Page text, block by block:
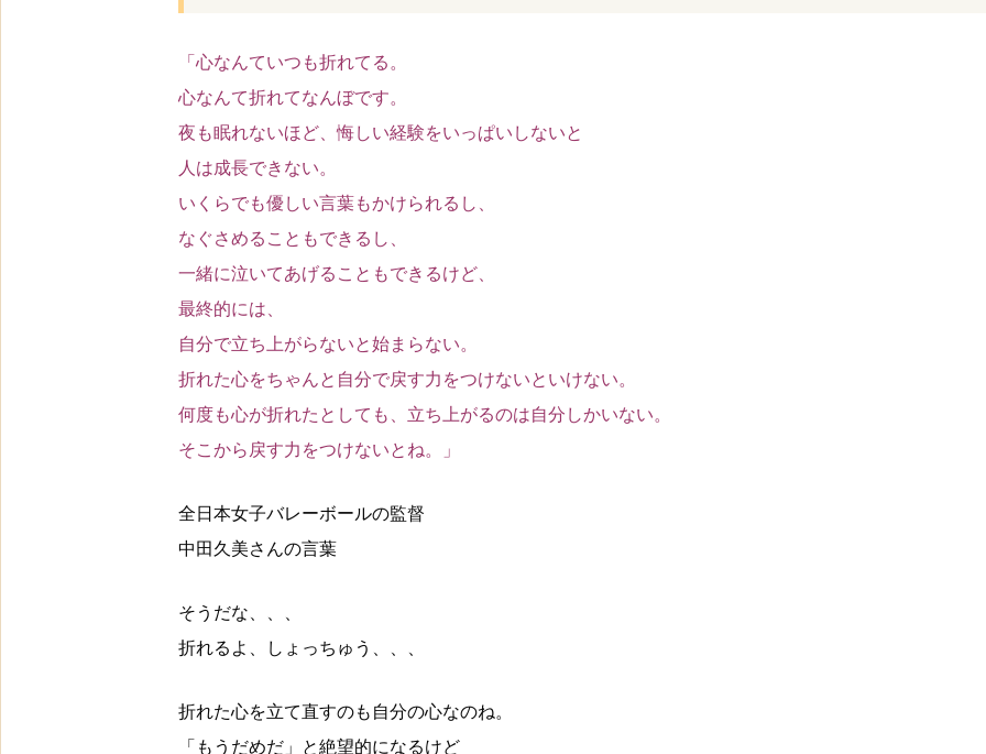
「心なんていつも折れてる。
心なんて折れてなんぼです。
夜も眠れないほど、悔しい経験をいっぱいしないと
人は成長できない。
いくらでも優しい言葉もかけられるし、
なぐさめることもできるし、
一緒に泣いてあげることもできるけど、
最終的には、
自分で立ち上がらないと始まらない。
折れた心をちゃんと自分で戻す力をつけないといけない。
何度も心が折れたとしても、立ち上がるのは自分しかいない。
そこから戻す力をつけないとね。」
全日本女子バレーボールの監督
中田久美さんの言葉
そうだな、、、
折れるよ、しょっちゅう、、、
折れた心を立て直すのも自分の心なのね。
「もうだめだ」と絶望的になるけど